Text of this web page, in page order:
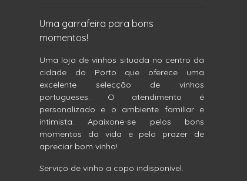
Uma garrafeira para bons
momentos!
Uma loja de vinhos situada no centro da
cidade do Porto que oferece uma
excelente selecção de vinhos
portugueses. O atendimento é
personalizado e o ambiente familiar e
intimista. Apaixone-se pelos bons
momentos da vida e pelo prazer de
apreciar bom vinho!
Serviço de vinho a copo indisponível.